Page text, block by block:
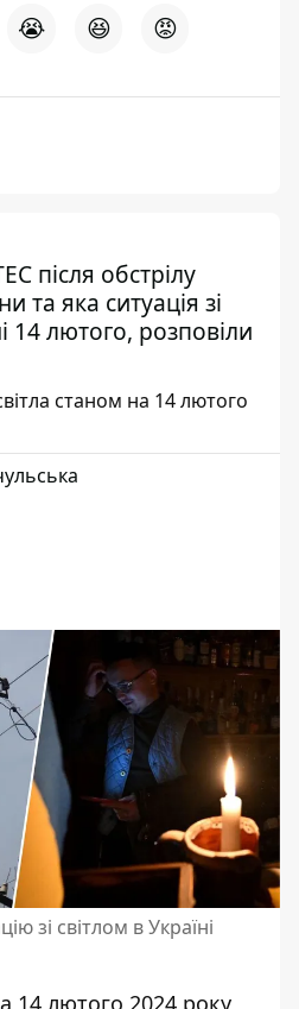
😭 😆 😡
після обстрілу
та яка ситуація зі
14 лютого, розповіли
станом на 14 лютого
зі світлом в Україні
14 лютого 2024 року